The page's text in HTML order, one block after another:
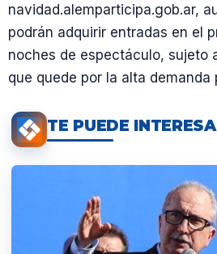
navidad.alemparticipa.gob.ar,
podrán adquirir entradas en el
noches de espectáculo, sujeto
que quede por la alta demanda
TE PUEDE